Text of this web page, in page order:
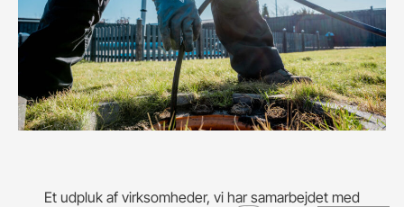
Et udpluk af virksomheder, vi har samarbejdet med